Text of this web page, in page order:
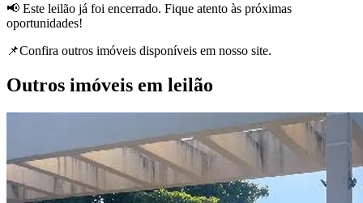
📢 Este leilão já foi encerrado. Fique atento às próximas
oportunidades!
📌Confira outros imóveis disponíveis em nosso site.
Outros imóveis em leilão